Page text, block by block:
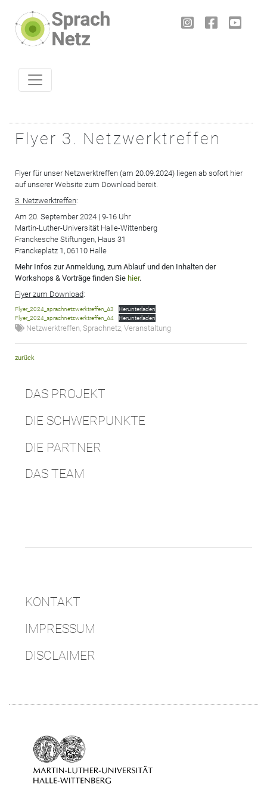
Flyer 3. Netzwerktreffen
Flyer für unser Netzwerktreffen (am 20.09.2024) liegen ab sofort hier
auf unserer Website zum Download bereit.
3. Netzwerktreffen:
Am 20. September 2024 | 9-16 Uhr
Martin-Luther-Universität Halle-Wittenberg
Franckesche Stiftungen, Haus 31
Franckeplatz 1, 06110 Halle
Mehr Infos zur Anmeldung, zum Ablauf und den Inhalten der
Workshops & Vorträge finden Sie hier.
Flyer zum Download:
Flyer_2024_sprachnetzwerktreffen_A3
Herunterladen
Flyer_2024_sprachnetzwerktreffen_A4
Herunterladen
Netzwerktreffen, Sprachnetz, Veranstaltung
zurück
DAS PROJEKT
DIE SCHWERPUNKTE
DIE PARTNER
DAS TEAM
KONTAKT
IMPRESSUM
DISCLAIMER